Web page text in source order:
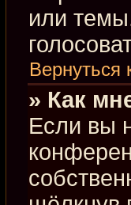
или
Вернуться
» Как
Если вы